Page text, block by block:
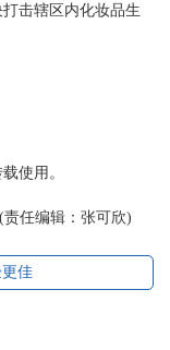
击辖区内化妆品生
使用。
(责任编辑：张可欣)
佳